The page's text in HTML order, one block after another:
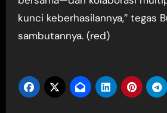
kunci keberhasilannya,” tegas
sambutannya. (red)